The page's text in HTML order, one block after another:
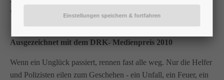
Wenn Einsätze die Seele quälen
Ausgezeichnet mit dem DRK- Medienpreis 2010
Wenn ein Unglück passiert, rennen fast alle weg. Nur die Helfer
und Polizisten eilen zum Geschehen - ein Unfall, ein Feuer, ein